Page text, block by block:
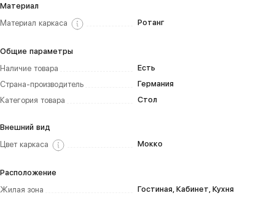
Материал
Материал каркаса
Ротанг
Общие параметры
Наличие товара
Есть
Страна-производитель
Германия
Категория товара
Стол
Внешний вид
Цвет каркаса
Мокко
Расположение
Жилая зона
Гостиная, Кабинет, Кухня